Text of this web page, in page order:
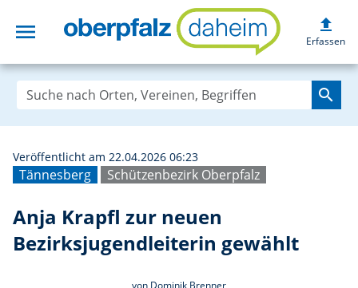
menu Anja Krapfl zur
upload
Erfassen
search
Tännesberg Schützenbezirk Oberpfalz
Veröffentlicht am 22.04.2026 06:23
Anja Krapfl zur neuen
Bezirksjugendleiterin gewählt
von Dominik Brenner